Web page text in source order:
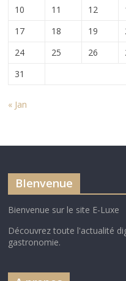
10
11 12
17
18 19
24
25 26
31
« Jan
BIenvenue
Bienvenue sur le site E-Luxe
Découvrez toute l'actualité
gastronomie.